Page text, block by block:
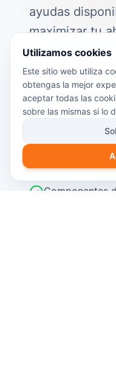
ayudas
maximizar tu
📖 Contenido de
Cómo
fotovoltaico
Ayudas y
2026
Cálculo del
Componentes
Utilizamos cookies
Este sitio web utiliza
obtengas la mejor
aceptar todas las
sobre las mismas si lo